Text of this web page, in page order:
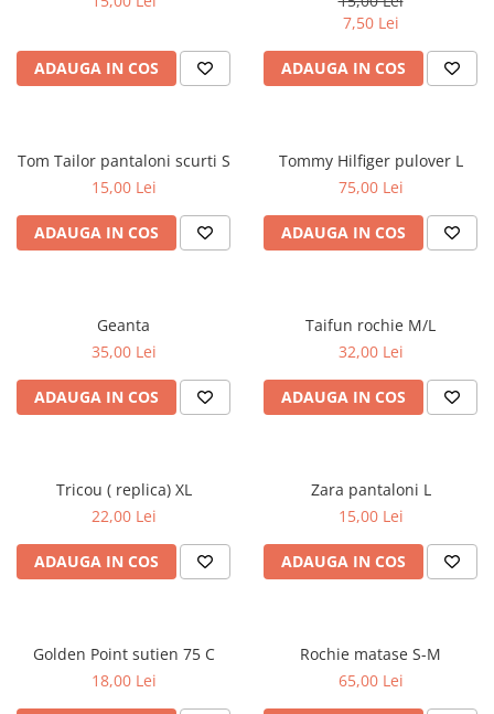
ADAUGA IN COS
7,50 Lei
ADAUGA IN COS
Tom Tailor pantaloni scurti S
15,00 Lei
ADAUGA IN COS
Tommy Hilfiger pulover L
75,00 Lei
ADAUGA IN COS
Geanta
35,00 Lei
ADAUGA IN COS
Taifun rochie M/L
32,00 Lei
ADAUGA IN COS
Tricou ( replica) XL
22,00 Lei
ADAUGA IN COS
Zara pantaloni L
15,00 Lei
ADAUGA IN COS
Golden Point sutien 75 C
18,00 Lei
Rochie matase S-M
65,00 Lei